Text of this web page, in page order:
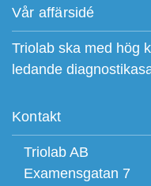
Vår affärsidé
Triolab ska med hög
ledande
Kontakt
Triolab AB
Examensgatan 7